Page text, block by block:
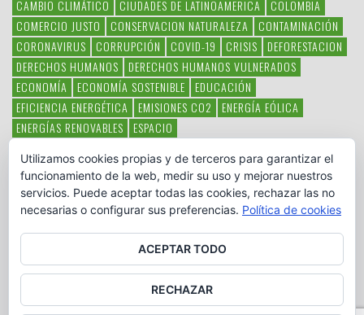
CAMBIO CLIMÁTICO
CIUDADES DE LATINOAMERICA
COLOMBIA
COMERCIO JUSTO
CONSERVACION NATURALEZA
CONTAMINACIÓN
CORONAVIRUS
CORRUPCIÓN COVID-19 CRISIS
DEFORESTACION
DERECHOS HUMANOS
DERECHOS HUMANOS VULNERADOS
ECONOMÍA
ECONOMÍA SOSTENIBLE
EDUCACIÓN
EFICIENCIA ENERGÉTICA
EMISIONES CO2
ENERGÍA EÓLICA
ENERGÍAS RENOVABLES
ESPACIO
HAMBRE LATINOAMÉRICA MEDIO AMBIENTE
MÉXICO
OBJETIVOS DEL MILENIO
ONGS PAZ POBREZA POESÍA
POLITICA
PUEBLOS INDÍGENAS RSC RSE
SOBERANÍA ALIMENTARIA
SOLIDARIDAD SOSTENIBILIDAD TECNOLOGÍA VERTIDO PETROLEO
Utilizamos cookies propias y de terceros para garantizar el
funcionamiento de la web, medir su uso y mejorar nuestros
servicios. Puede aceptar todas las cookies, rechazar las no
necesarias o configurar sus preferencias. Política de cookies
ACEPTAR TODO
RECHAZAR